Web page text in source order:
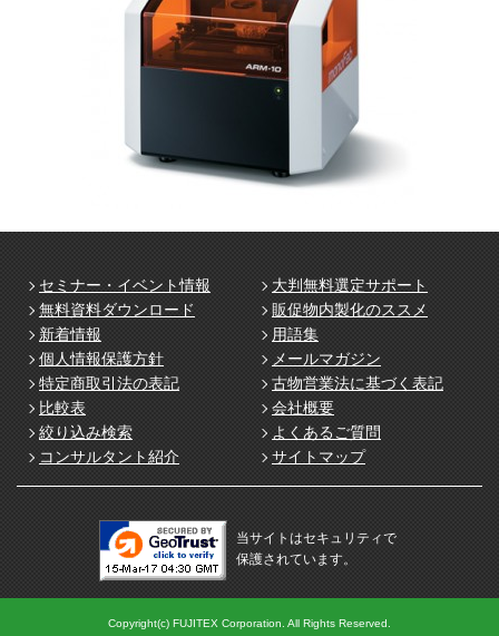
セミナー・イベント情報
大判無料選定サポート
無料資料ダウンロード
販促物内製化のススメ
新着情報
用語集
個人情報保護方針
メールマガジン
特定商取引法の表記
古物営業法に基づく表記
比較表
会社概要
絞り込み検索
よくあるご質問
コンサルタント紹介
サイトマップ
当サイトはセキュリティで
保護されています。
Copyright(c) FUJITEX Corporation. All Rights Reserved.